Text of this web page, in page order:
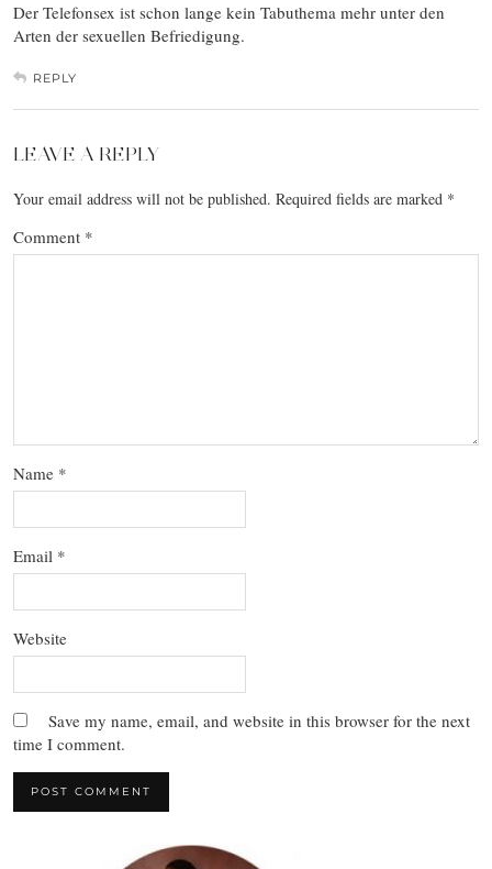
Der Telefonsex ist schon lange kein Tabuthema mehr unter den
Arten der sexuellen Befriedigung.
REPLY
LEAVE A REPLY
Your email address will not be published. Required fields are marked *
Comment *
Name *
Email *
Website
Save my name, email, and website in this browser for the next
time I comment.